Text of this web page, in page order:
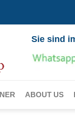
Sie sind
ABOUT US